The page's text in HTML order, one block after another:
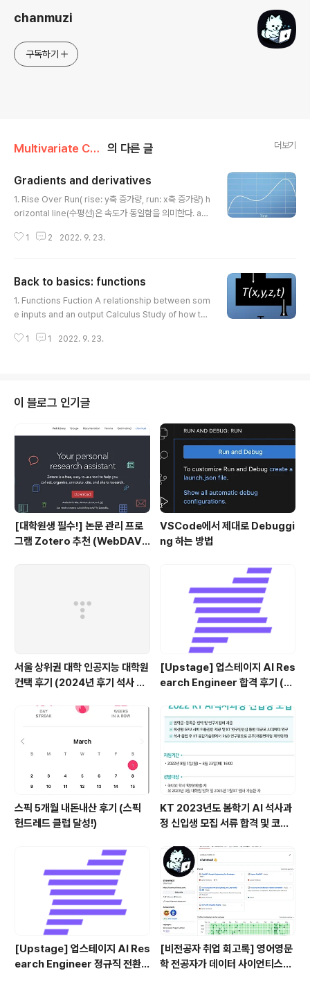
chanmuzi
구독하기
Multivariate Calculus/1주차 의 다른 글 더보기
Gradients and derivatives
1. Rise Over Run( rise: y축 증가량, run: x축 증가량) h
orizontal line(수평선)은 속도가 동일함을 의미한다. ac
function of time in graph deceleration: negative
인 지점은 속도가 증가하고 있음을, 음수인 지점은 속도가
감소하고 있음을 나타낸다. 가속도 그래프를 한 번 더 미분
한 그래프는 보라색으로 표현된다. 이것은 차의 흔들거림(j
-derivative라고 불리..
1 2 2022. 9. 23.
Back to basics: functions
1. Functions Fuction A relationship between som
e inputs and an output Calculus Study of how th
variables And it allows you to investigate and m
아차리기 어렵다. 2. Matching functions visually 주어
진 문제 상황을 읽고 알맞은 그래프 표현을 고르는 문제 5
개 일차, 이차 방정식 정규분포 코사인함수 출처: C..
1 1 2022. 9. 23.
이 블로그 인기글
[대학원생 필수!] 논문 관리 프로
그램 Zotero 추천 (WebDAV
VSCode에서 제대로 Debuggi
ng 하는 방법
서울 상위권 대학 인공지능 대학원
컨택 후기 (2024년 후기 석사 지
[Upstage] 업스테이지 AI Res
earch Engineer 합격 후기 (정
스픽 5개월 내돈내산 후기 (스픽
헌드레드 클럽 달성!)
KT 2023년도 봄학기 AI 석사과
정 신입생 모집 서류 합격 및 코딩
자)
[Upstage] 업스테이지 AI Res
earch Engineer 정규직 전환
[비전공자 취업 회고록] 영어영문
학 전공자가 데이터 사이언티스트